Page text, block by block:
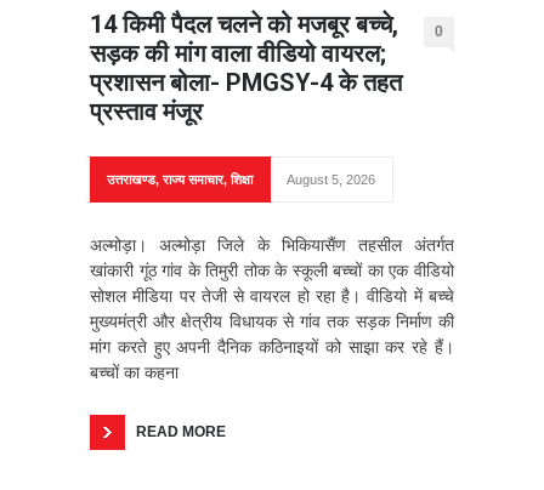
14 किमी पैदल चलने को मजबूर बच्चे,
सड़क की मांग वाला वीडियो वायरल;
प्रशासन बोला- PMGSY-4 के तहत
प्रस्ताव मंजूर
0
उत्तराखण्ड,राज्य समाचार,शिक्षा August 5, 2026
अल्मोड़ा। अल्मोड़ा जिले के भिकियासैंण तहसील अंतर्गत
खांकारी गूंठ गांव के तिमुरी तोक के स्कूली बच्चों का एक वीडियो
सोशल मीडिया पर तेजी से वायरल हो रहा है। वीडियो में बच्चे
मुख्यमंत्री और क्षेत्रीय विधायक से गांव तक सड़क निर्माण की
मांग करते हुए अपनी दैनिक कठिनाइयों को साझा कर रहे हैं।
बच्चों का कहना
READ MORE